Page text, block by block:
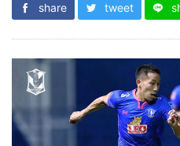
share tweet